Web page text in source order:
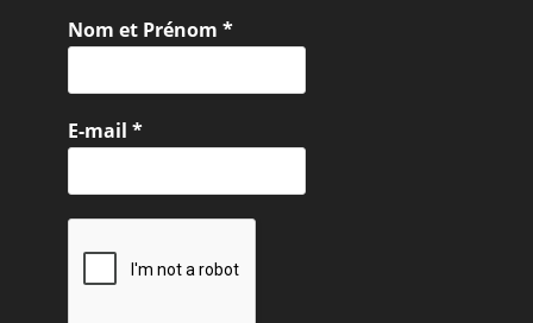
Nom et Prénom*
E-mail*